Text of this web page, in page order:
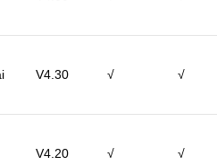
V4.30 √ √
V4.20 √ √